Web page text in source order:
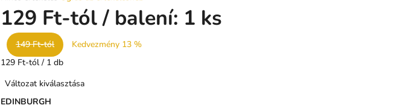
termék
átlagos
értékelése
5-
ből
0,0
csillag.
129 Ft-tól/ balení: 1 ks
149 Ft-tól
Kedvezmény 13 %
Egységár:
129 Ft-tól / 1 db
Változat kiválasztása
EDINBURGH